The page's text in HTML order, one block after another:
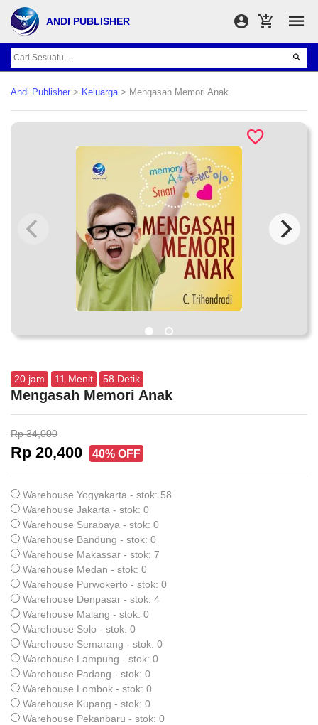
ANDI PUBLISHER
Andi Publisher > Keluarga> Mengasah Memori Anak
20 jam 11 Menit 57 Detik
Mengasah Memori Anak
Rp 34,000
Rp 20,400 40% OFF
Warehouse Yogyakarta - stok: 58
Warehouse Jakarta - stok: 0
Warehouse Surabaya - stok: 0
Warehouse Bandung - stok: 0
Warehouse Makassar - stok: 7
Warehouse Medan - stok: 0
Warehouse Purwokerto - stok: 0
Warehouse Denpasar - stok: 4
Warehouse Malang - stok: 0
Warehouse Solo - stok: 0
Warehouse Semarang - stok: 0
Warehouse Lampung - stok: 0
Warehouse Padang - stok: 0
Warehouse Lombok - stok: 0
Warehouse Kupang - stok: 0
Warehouse Pekanbaru - stok: 0